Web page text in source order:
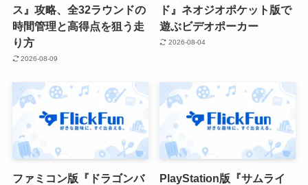
ス』攻略、全32ラウンドの
時間管理と高得点を狙う走
り方
2026-08-09
ド』ネオジオポケット版で
遊ぶビデオポーカー
2026-08-04
ファミコン版『ドラゴンバ
PlayStation版『サムライ